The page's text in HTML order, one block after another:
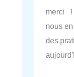
merci !
nous
des